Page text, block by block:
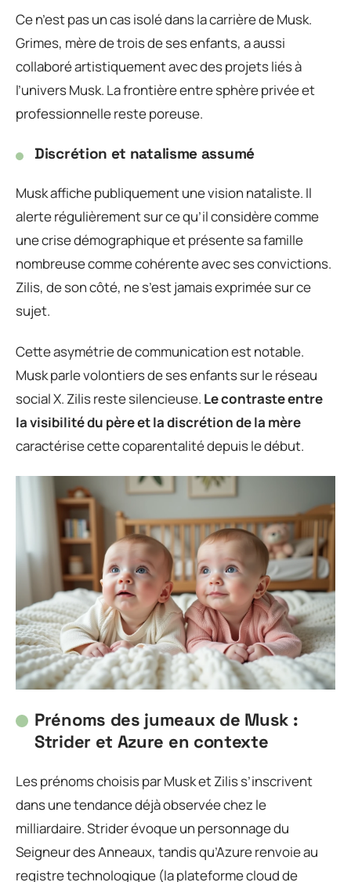
Ce n’est pas un cas isolé dans la carrière de Musk.
Grimes, mère de trois de ses enfants, a aussi
collaboré artistiquement avec des projets liés à
l’univers Musk. La frontière entre sphère privée et
professionnelle reste poreuse.
Discrétion et natalisme assumé
Musk affiche publiquement une vision nataliste. Il
alerte régulièrement sur ce qu’il considère comme
une crise démographique et présente sa famille
nombreuse comme cohérente avec ses convictions.
Zilis, de son côté, ne s’est jamais exprimée sur ce
sujet.
Cette asymétrie de communication est notable.
Musk parle volontiers de ses enfants sur le réseau
social X. Zilis reste silencieuse. Le contraste entre
la visibilité du père et la discrétion de la mère
caractérise cette coparentalité depuis le début.
Prénoms des jumeaux de Musk :
Strider et Azure en contexte
Les prénoms choisis par Musk et Zilis s’inscrivent
dans une tendance déjà observée chez le
milliardaire. Strider évoque un personnage du
Seigneur des Anneaux, tandis qu’Azure renvoie au
registre technologique (la plateforme cloud de